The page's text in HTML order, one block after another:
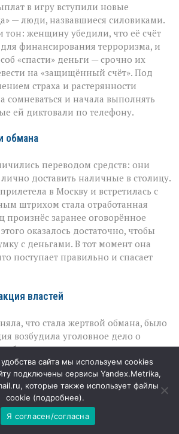
в игру вступили новые
— люди, назвавшиеся силовиками.
тон: женщину убедили, что её счёт
финансирования терроризма, и
«спасти» деньги — срочно их
на «защищённый счёт». Под
страха и растерянности
сомневаться и начала выполнять
ей диктовали по телефону.
обмана
переводом средств: они
доставить наличные в столицу.
в Москву и встретилась с
штрихом стала отработанная
произнёс заранее оговорённое
оказалось достаточно, чтобы
с деньгами. В тот момент она
поступает правильно и спасает
властей
что стала жертвой обмана, было
возбудила уголовное дело о
крупном размере, а прокуратура
на контроль. Сейчас главная
и разобраться, как
выстроить столь сложную
Но не менее важно, что эта
мошенники специально
вызывают сильные эмоции — от
сайта мы используем cookies
подключены сервисы Yandex.Metrika,
которые также использует файлы
cookie (подробнее).
Я согласен/согласна